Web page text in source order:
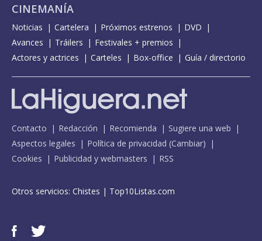
CINEMANÍA
Noticias Cartelera Próximos estrenos
DVD
Avances
Tráilers
Festivales + premios
Actores y actrices
Carteles Box-office Guía / directorio
Contacto Redacción Recomienda
Sugiere una web
Aspectos legales
Política de privacidad (Cambiar)
Cookies
Publicidad y webmasters RSS
Otros servicios: Chistes | Top10Listas.com